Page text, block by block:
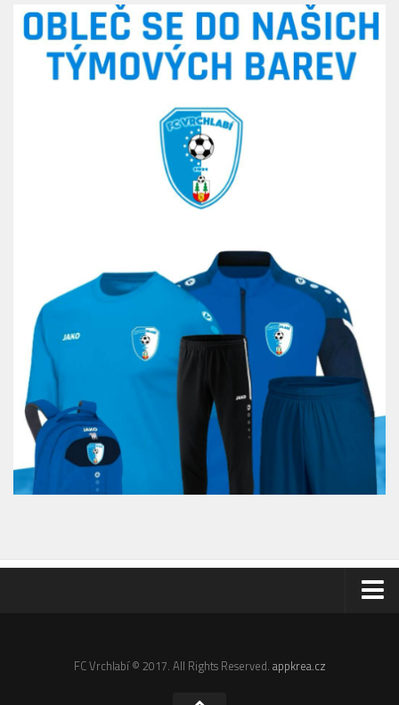
FC Vrchlabí © 2017. All Rights Reserved. appkrea.cz